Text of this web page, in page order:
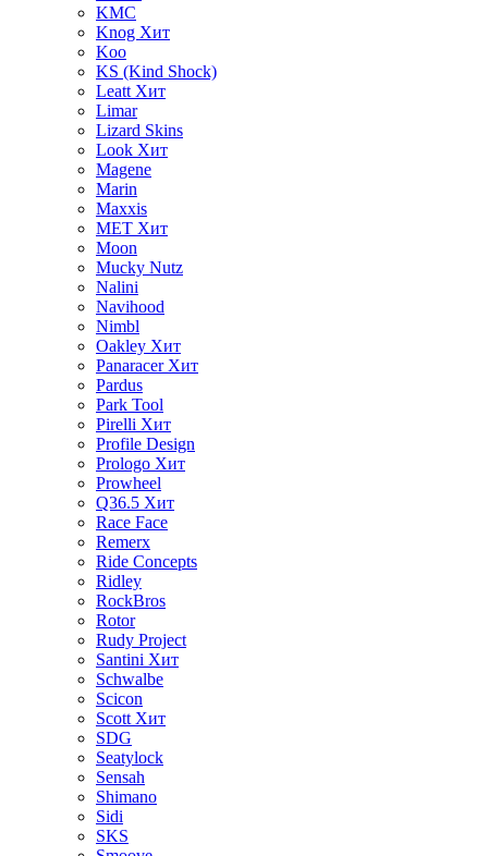
KMC
Knog Хит
Koo
KS (Kind Shock)
Leatt Хит
Limar
Lizard Skins
Look Хит
Magene
Marin
Maxxis
MET Хит
Moon
Mucky Nutz
Nalini
Navihood
Nimbl
Oakley Хит
Panaracer Хит
Pardus
Park Tool
Pirelli Хит
Profile Design
Prologo Хит
Prowheel
Q36.5 Хит
Race Face
Remerx
Ride Concepts
Ridley
RockBros
Rotor
Rudy Project
Santini Хит
Schwalbe
Scicon
Scott Хит
SDG
Seatylock
Sensah
Shimano
Sidi
SKS